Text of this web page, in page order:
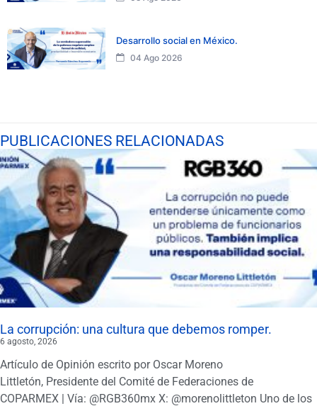
Desarrollo social en México.
04 Ago 2026
PUBLICACIONES RELACIONADAS
La corrupción: una cultura que debemos romper.
6 agosto, 2026
Artículo de Opinión escrito por Oscar Moreno
Littletón, Presidente del Comité de Federaciones de
COPARMEX | Vía: @RGB360mx X: @morenolittleton Uno de los